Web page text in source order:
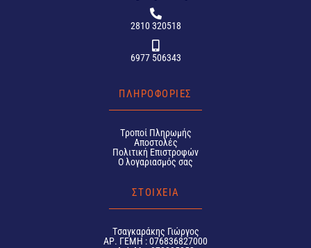
2810 320518
6977 506343
ΠΛΗΡΟΦΟΡΙΕΣ
Tροποί Πληρωμής
Αποστολές
Πολιτική Επιστροφών
Ο λογαριασμός σας
ΣΤΟΙΧΕΙΑ
Tσαγκαράκης Γιώργος
ΑΡ. ΓΕΜΗ : 076836827000